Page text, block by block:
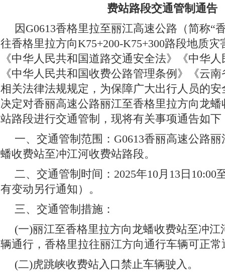
费站路段交通管制通告
因G0613香格里拉至丽江高速公路（简称“
往香格里拉方向K75+200-K75+300路段地质
《中华人民共和国道路交通安全法》《中华
《中华人民共和国收费公路管理条例》《云
相关法律法规规定，为保障广大出行人员的
决定对香丽高速公路丽江至香格里拉方向龙
站路段进行交通管制，现将有关事项通告如下
一、交通管制范围：G0613香丽高速公路
蟠收费站至冲江河收费站路段。
二、交通管制时间：2025年10月13日10:00
有变动另行通知）。
三、交通管制措施：
(一)丽江至香格里拉方向龙蟠收费站至冲
辆通行，香格里拉往丽江方向通行车辆可正常
(二)虎跳峡收费站入口禁止车辆驶入。